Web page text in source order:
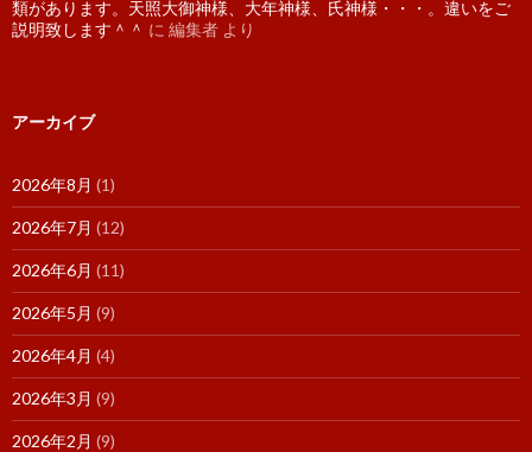
類があります。天照大御神様、大年神様、氏神様・・・。違いをご
説明致します＾＾ に 編集者 より
アーカイブ
2026年8月 (1)
2026年7月 (12)
2026年6月 (11)
2026年5月 (9)
2026年4月 (4)
2026年3月 (9)
2026年2月 (9)